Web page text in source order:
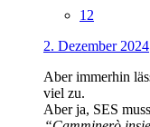
12
2. Dezember 2024
Aber immerhin
viel zu.
Aber ja, SES